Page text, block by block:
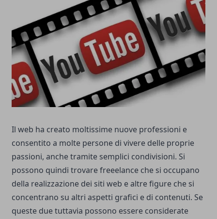
Il web ha creato moltissime nuove professioni e
consentito a molte persone di vivere delle proprie
passioni, anche tramite semplici condivisioni. Si
possono quindi trovare freeelance che si occupano
della realizzazione dei siti web e altre figure che si
concentrano su altri aspetti grafici e di contenuti. Se
queste due tuttavia possono essere considerate